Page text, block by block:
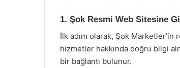
1. Şok Resmi Web Sitesine
İlk adım olarak, Şok
hizmetler hakkında doğru bilgi
bir bağlantı bulunur.